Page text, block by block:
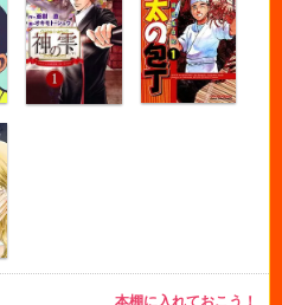
本棚に入れておこう！